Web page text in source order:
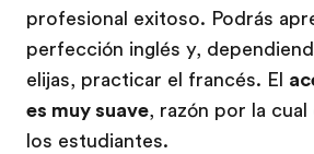
profesional exitoso. Podrás
perfección inglés y,
elijas, practicar el francés. El
es muy suave, razón por la
los estudiantes.